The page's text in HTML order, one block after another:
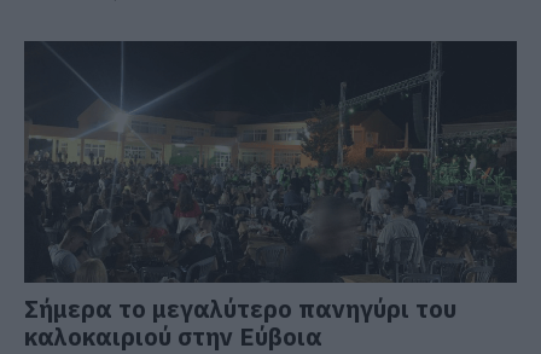
Σήμερα το μεγαλύτερο πανηγύρι του
καλοκαιριού στην Εύβοια